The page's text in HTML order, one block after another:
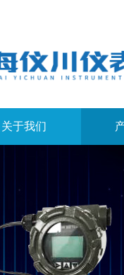
关于我们